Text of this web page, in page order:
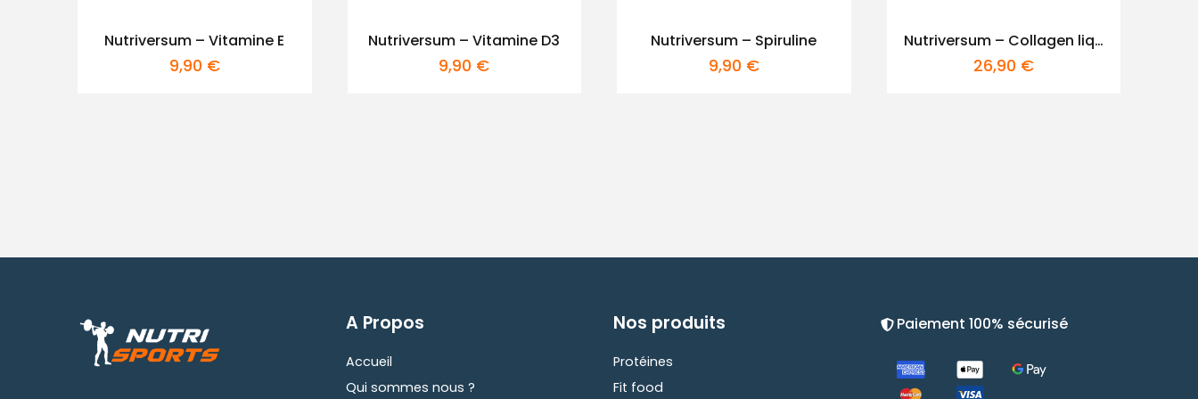
Nutriversum – Vitamine E
9,90 €
Nutriversum – Vitamine D3
9,90 €
Nutriversum – Spiruline
9,90 €
Nutriversum – Collagen liquide
26,90 €
A Propos
Accueil
Qui sommes nous ?
Nos produits
Protéines
Fit food
Paiement 100% sécurisé